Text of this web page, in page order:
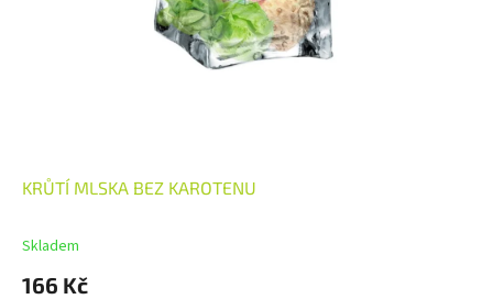
KRŮTÍ MLSKA BEZ KAROTENU
Skladem
166 Kč